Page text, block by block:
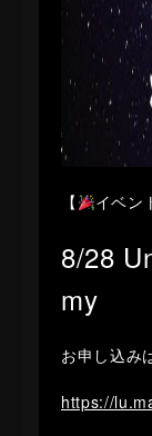
【 イベン
8/28
my
お申し込み
https://